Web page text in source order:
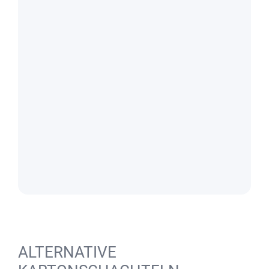
ALTERNATIVE